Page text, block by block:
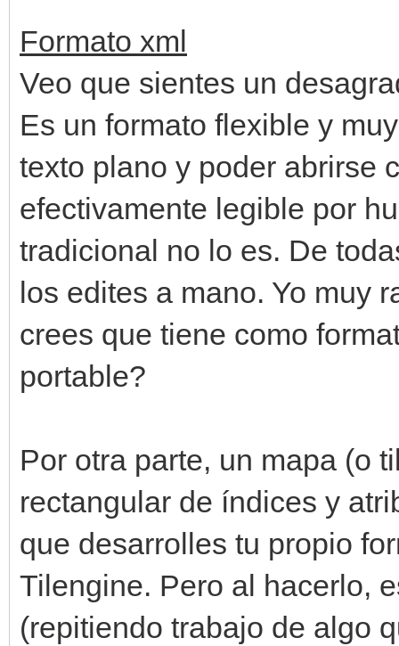
Formato xml
Veo que sientes un
Es un formato flexible y
texto plano y poder abrirse
efectivamente legible por
tradicional no lo es. De
los edites a mano. Yo muy
crees que tiene como
portable?
Por otra parte, un mapa (o
rectangular de índices y
que desarrolles tu propio
Tilengine. Pero al hacerlo,
(repitiendo trabajo de algo